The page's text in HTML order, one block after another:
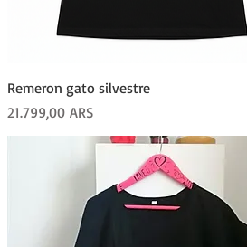
Vista rápida
Remeron gato silvestre
Precio
21.799,00 ARS